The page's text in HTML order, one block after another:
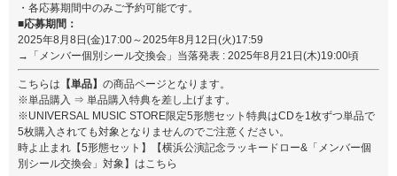
・各応募期間中のみご予約可能です。
■応募期間：
2025年8月8日(金)17:00～2025年8月12日(火)17:59
→「メンバー個別シール交換会」当落発表 : 2025年8月21日(木)19:00頃
こちらは 【単品】 の商品ページとなります。
※単品購入 ⇒ 単品購入特典を差し上げます。
※UNIVERSAL MUSIC STORE限定5形態セット特典はCDを1枚ずつ単品で
5枚購入されても対象となりませんのでご注意ください。
時よ止まれ【5形態セット】【横浜公演記念ラッキードロー&「メンバー個
別シール交換会」対象】はこちら